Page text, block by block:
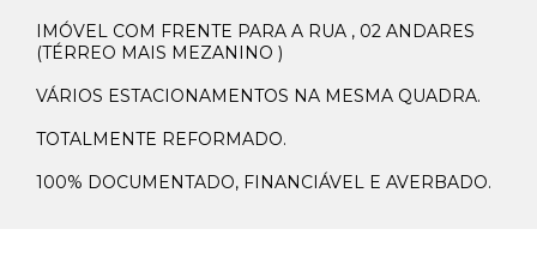
IMÓVEL COM FRENTE PARA A RUA , 02 ANDARES
(TÉRREO MAIS MEZANINO )
VÁRIOS ESTACIONAMENTOS NA MESMA QUADRA.
TOTALMENTE REFORMADO.
100% DOCUMENTADO, FINANCIÁVEL E AVERBADO.